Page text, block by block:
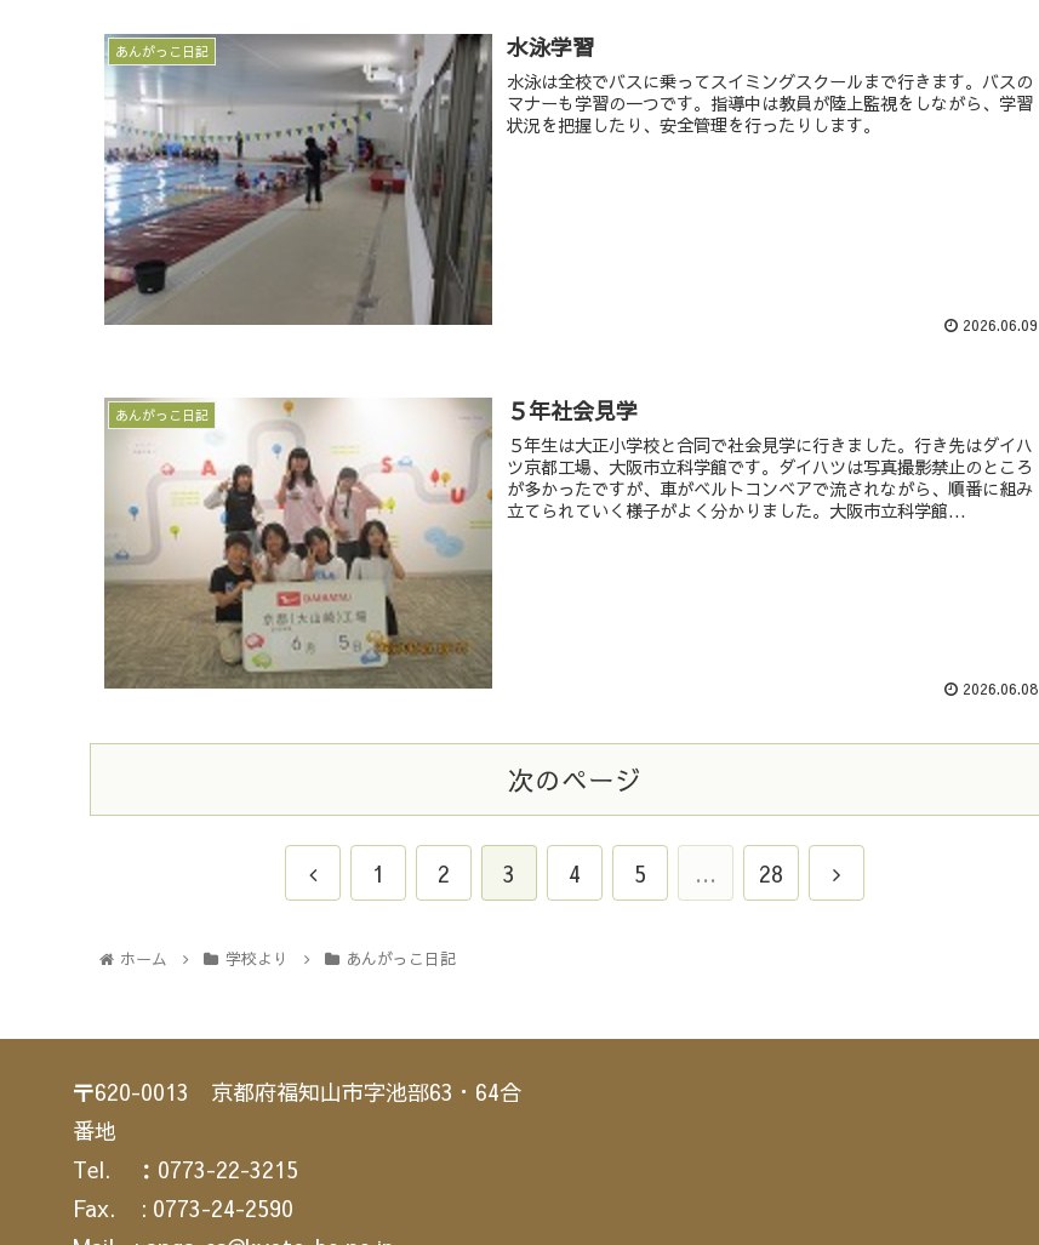
あんがっこ日記 水泳学習
水泳は全校でバスに乗ってスイミングスクールまで行きます。バスの
マナーも学習の一つです。指導中は教員が陸上監視をしながら、学習
状況を把握したり、安全管理を行ったりします。
2026.06.09
あんがっこ日記 ５年社会見学
５年生は大正小学校と合同で社会見学に行きました。行き先はダイハ
ツ京都工場、大阪市立科学館です。ダイハツは写真撮影禁止のところ
が多かったですが、車がベルトコンベアで流されながら、順番に組み
立てられていく様子がよく分かりました。大阪市立科学館...
2026.06.08
次のページ
1 2 3 4 5 … 28
ホーム 学校より あんがっこ日記
〒620-0013 京都府福知山市字池部63・64合
番地
Tel. ：0773-22-3215
Fax. : 0773-24-2590